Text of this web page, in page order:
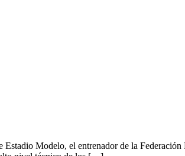
Modelo, el entrenador de la